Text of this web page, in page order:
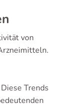
von
Trends